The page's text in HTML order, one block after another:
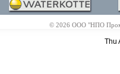
© 2026 ООО "НПО
Thu